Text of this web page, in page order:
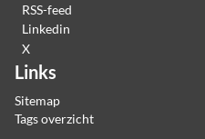
RSS-feed
Linkedin
X
Links
Sitemap
Tags overzicht